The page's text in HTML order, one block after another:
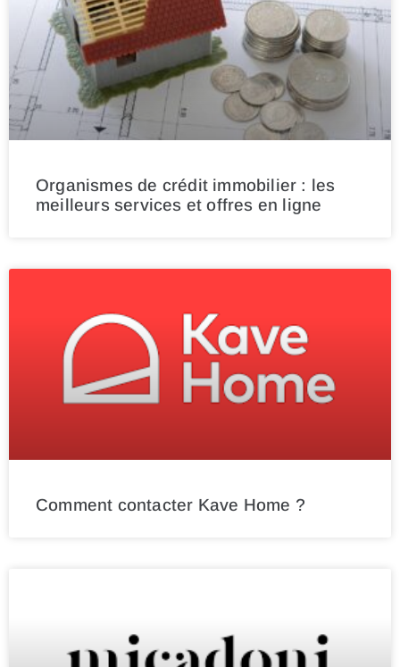
Organismes de crédit immobilier : les
meilleurs services et offres en ligne
Comment contacter Kave Home ?